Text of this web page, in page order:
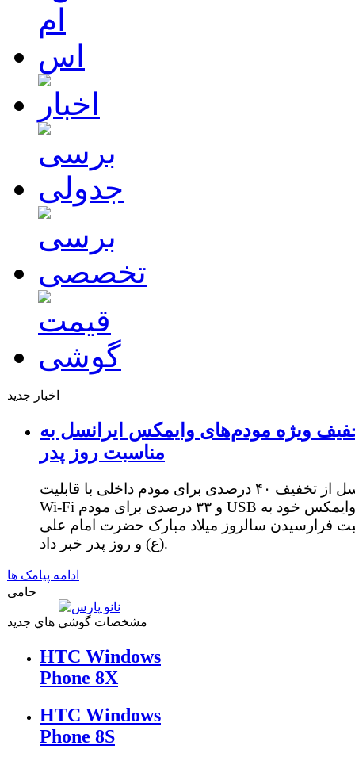
اخبار جدید
ویژه مودم‌های وایمکس ایرانسل به
مناسبت روز پدر
ایرانسل از تخفیف ۴۰ درصدی برای مودم داخلی با قابلیت
Wi-Fi و ۳۳ درصدی برای مودم USB وایمکس خود به
فرارسیدن سالروز میلاد مبارک حضرت امام علی
(ع) و روز پدر خبر داد.
ادامه پیامک ها
حامی
مشخصات گوشي هاي جديد
HTC Windows
Phone 8X
HTC Windows
Phone 8S